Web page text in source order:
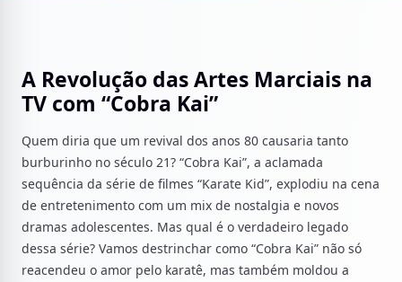
A Revolução das Artes Marciais na
TV com “Cobra Kai”
Quem diria que um revival dos anos 80 causaria tanto
burburinho no século 21? “Cobra Kai”, a aclamada
sequência da série de filmes “Karate Kid”, explodiu na cena
de entretenimento com um mix de nostalgia e novos
dramas adolescentes. Mas qual é o verdadeiro legado
dessa série? Vamos destrinchar como “Cobra Kai” não só
reacendeu o amor pelo karatê, mas também moldou a